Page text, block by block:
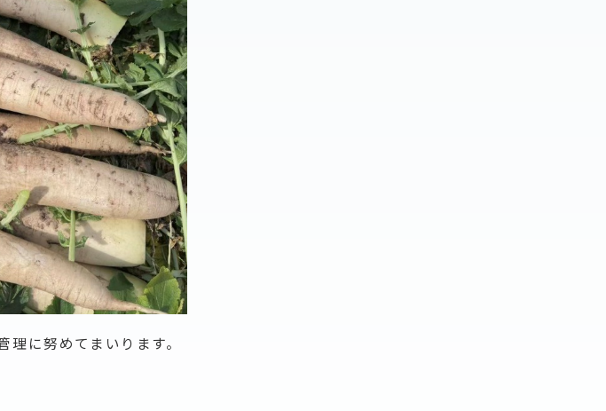
に努めてまいります。